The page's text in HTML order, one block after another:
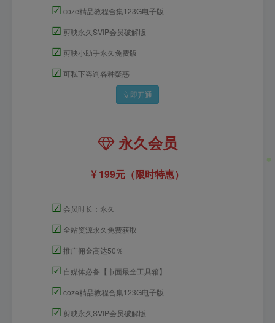
☑ coze精品教程合集123G电子版
☑ 剪映永久SVIP会员破解版
☑ 剪映小助手永久免费版
☑ 可私下咨询各种疑惑
立即开通
永久会员
199元（限时特惠）
☑ 会员时长：永久
☑ 全站资源永久免费获取
☑ 推广佣金高达50％
☑ 自媒体必备【市面最全工具箱】
☑ coze精品教程合集123G电子版
☑ 剪映永久SVIP会员破解版